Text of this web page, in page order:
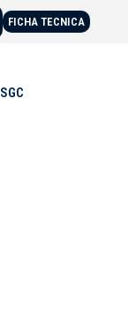
FICHA TECNICA
SGC